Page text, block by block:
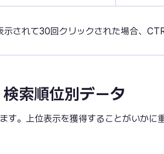
されて30回クリックされた場合、
索順位別データ
す。上位表示を獲得することがいかに